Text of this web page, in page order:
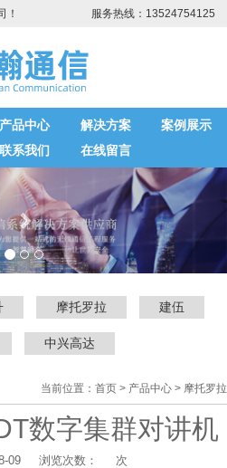
！ 服务热线：13524754125
产品中心 解决方案
案例展示
联系我们 在线留言
Next
摩托罗拉 建伍
中兴高达
当前位置： 首页 > 产品中心 > 摩托罗拉
数字集群对讲机
09 浏览次数： 次